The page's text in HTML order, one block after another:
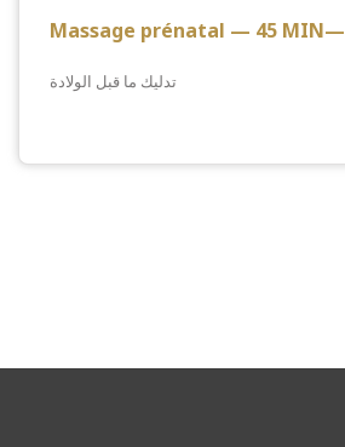
Massage prénatal — 45 MIN—
تدليك ما قبل الولادة